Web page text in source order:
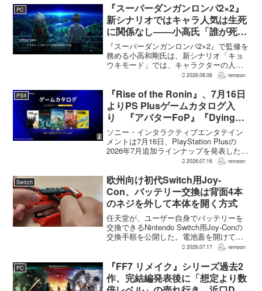
が高くなる補正がかかる。前作『ドラゴ
ンクエストモンスターズ...
PC
『スーパーダンガンロンパ2×2』
新シナリオではキャラ人気は生死
に関係なし――小高氏「誰が死ん
でもヘイトメールは送らないで」
『スーパーダンガンロンパ2×2』で監修を
務める小高和剛氏は、新シナリオ「キョ
ウキモード」では、キャラクターの人気
にかかわらず退場させるとRPG Siteのイ
作と変わることで、これまで見られなか
った一面がよ...
2026.08.06 remoon
PS4
『Rise of the Ronin』、7月16日
よりPS Plusゲームカタログ入
り 『アバターFoP』『Dying
Light』なども順次配信
ソニー・インタラクティブエンタテイン
メントは7月16日、PlayStation Plusの
2026年7月追加ラインナップを発表した。
幕末の日本を舞台とするTeam NINJAのオ
the Ron...
2026.07.16 remoon
Switch
欧州向け初代Switch用Joy-
Con、バッテリー交換は背面4本
のネジを外して本体を開く方式
任天堂が、ユーザー自身でバッテリーを
交換できるNintendo Switch用Joy-Conの
交換手順を公開した。電池蓋を開けて入
れ替える方式ではなく、背面のネジ4本を
ケーブルを取り外す必要がある。この
改...
2026.07.17 remoon
PC
『FF7 リメイク』シリーズ過去2
作、完結編発表後に「想定より数